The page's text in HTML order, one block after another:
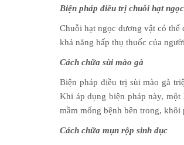
Biện pháp điều trị chuỗi hạt
Chuỗi hạt ngọc dương vật có
khả năng hấp thụ thuốc của
Cách chữa sùi mào gà
Biện pháp điều trị sùi mào gà
Khi áp dụng biện pháp này,
mầm mống bệnh bên trong,
Cách chữa mụn rộp sinh dục